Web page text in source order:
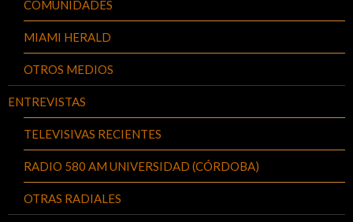
COMUNIDADES
MIAMI HERALD
OTROS MEDIOS
ENTREVISTAS
TELEVISIVAS RECIENTES
RADIO 580 AM UNIVERSIDAD (CÓRDOBA)
OTRAS RADIALES